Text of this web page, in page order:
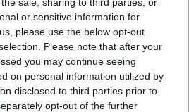
or sensitive information for
please use the below opt-out
Please note that after your
you may continue seeing
on personal information utilized by
disclosed to third parties prior to
opt-out of the further
Grecia și Turcia, mai